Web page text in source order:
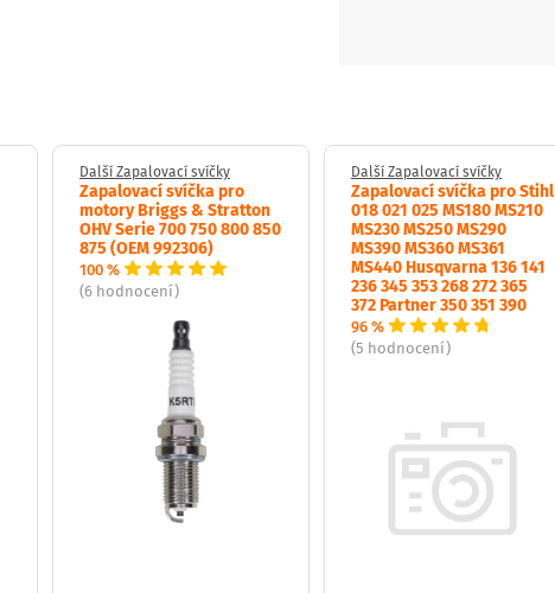
Další Zapalovací svíčky
Zapalovací svíčka pro
motory Briggs & Stratton
OHV Serie 700 750 800 850
875 (OEM 992306)
100 %
(6 hodnocení)
Další Zapalovací svíčky
Zapalovací svíčka pro Stihl
018 021 025 MS180 MS210
MS230 MS250 MS290
MS390 MS360 MS361
MS440 Husqvarna 136 141
236 345 353 268 272 365
372 Partner 350 351 390
96 %
(5 hodnocení)